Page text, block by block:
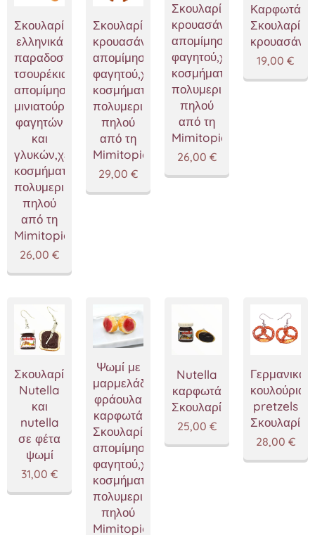
Σκουλαρίκια
ελληνικά
παραδοσιακά
τσουρέκια,κοσμήματα
απομίμησης,
μινιατούρες
φαγητών
και
γλυκών,χειροποίητα
κοσμήματα
πολυμερικού
πηλού
από τη
Mimitopia
26,00 €
Σκουλαρίκια
κρουασάν,κοσμήματα
απομίμησης
φαγητού,χειροποίητα
κοσμήματα
πολυμερικού
πηλού
από τη
Mimitopia
29,00 €
Σκουλαρίκια
κρουασάν,κοσμήματα
απομίμησης
φαγητού,χειροποίητα
κοσμήματα
πολυμερικού
πηλού
από τη
Mimitopia
26,00 €
Καρφωτά
κρουασάν
19,00 €
Σκουλαρίκια
Nutella
και
nutella
σε φέτα
ψωμί
31,00 €
Ψωμί με
μαρμελάδα
φράουλα
καρφωτά
Σκουλαρίκια,κοσμήματα
απομίμησης
φαγητού,χειροποίητα
κοσμήματα
πολυμερικού
πηλού
Mimitopia
Nutella
καρφωτά
Σκουλαρίκια
25,00 €
Γερμανικά
κουλούρια
pretzels
28,00 €